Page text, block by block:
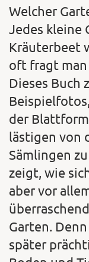
Welcher
Jedes kleine
Kräuterbeet
oft fragt man
Dieses Buch
der
lästigen von
Sämlingen
zeigt, wie
aber vor
Garten.
später